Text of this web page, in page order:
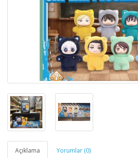
Açıklama Yorumlar (0)